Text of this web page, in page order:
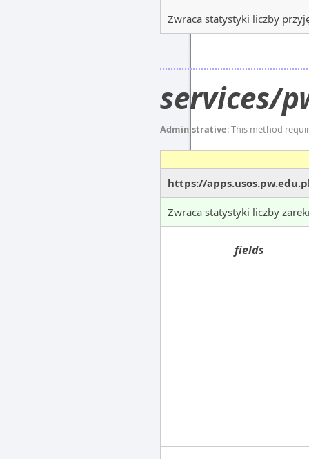
Zwraca statystyki liczby
services/
Administrative: This method
https://
Zwraca statystyki liczby
fields